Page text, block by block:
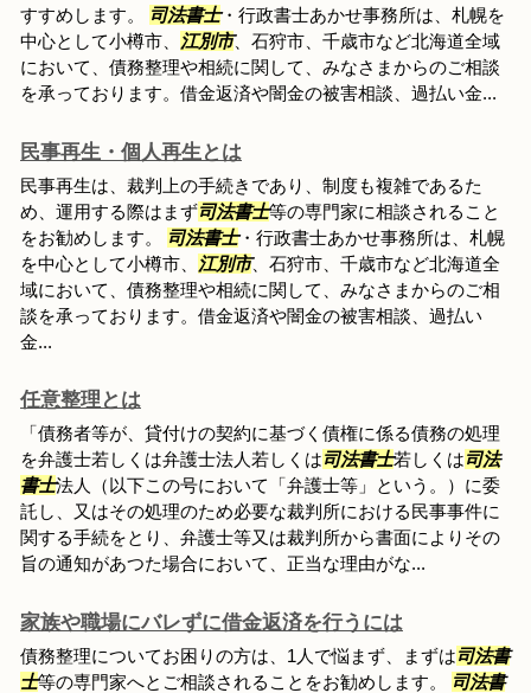
すすめします。
司法書士・行政書士あかせ事務所は、札幌を
中心として小樽市、
江別市、石狩市、千歳市など北海道全域
において、債務整理や相続に関して、みなさまからのご相談
を承っております。借金返済や闇金の被害相談、過払い金...
民事再生・個人再生とは
民事再生は、裁判上の手続きであり、制度も複雑であるた
め、運用する際はまず司法書士等の専門家に相談されること
をお勧めします。
司法書士・行政書士あかせ事務所は、札幌
を中心として小樽市、
江別市、石狩市、千歳市など北海道全
域において、債務整理や相続に関して、みなさまからのご相
談を承っております。借金返済や闇金の被害相談、過払い
金...
任意整理とは
「債務者等が、貸付けの契約に基づく債権に係る債務の処理
を弁護士若しくは弁護士法人若しくは司法書士若しくは司法
書士法人（以下この号において「弁護士等」という。）に委
託し、又はその処理のため必要な裁判所における民事事件に
関する手続をとり、弁護士等又は裁判所から書面によりその
旨の通知があつた場合において、正当な理由がな...
家族や職場にバレずに借金返済を行うには
債務整理についてお困りの方は、1人で悩まず、まずは司法書
士等の専門家へとご相談されることをお勧めします。
司法書